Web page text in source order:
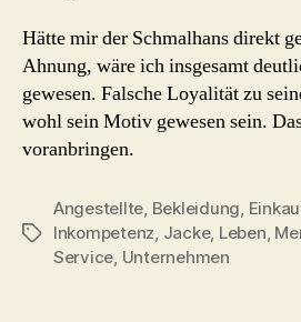
Hätte mir der Schmalhans direkt
Ahnung, wäre ich insgesamt
gewesen. Falsche Loyalität zu
wohl sein Motiv gewesen sein.
voranbringen.
Schlagwörter
Angestellte, Bekleidung,
Inkompetenz, Jacke, Leben,
Service, Unternehmen